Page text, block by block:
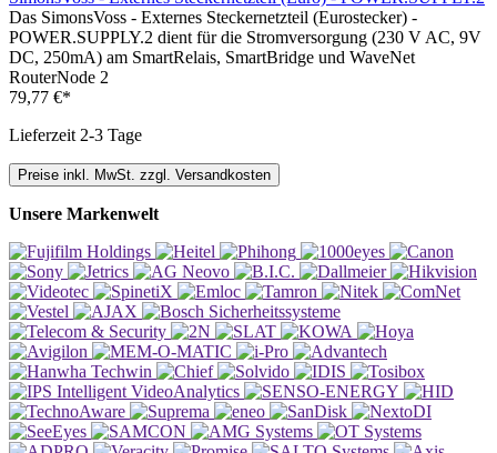
Das SimonsVoss - Externes Steckernetzteil (Eurostecker) -
POWER.SUPPLY.2 dient für die Stromversorgung (230 V AC, 9V
DC, 250mA) am SmartRelais, SmartBridge und WaveNet
RouterNode 2
79,77 €*
Lieferzeit 2-3 Tage
Preise inkl. MwSt. zzgl. Versandkosten
Unsere Markenwelt